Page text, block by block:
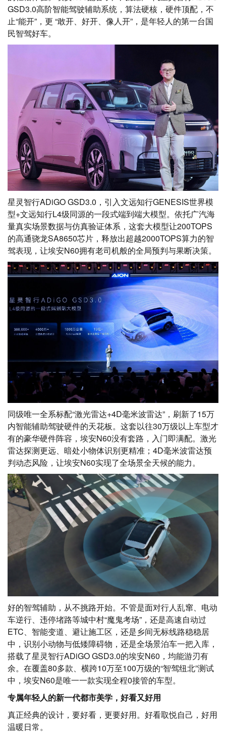
GSD3.0高阶智能驾驶辅助系统，算法硬核，硬件顶配，不
止“能开”，更 “敢开、好开、像人开”，是年轻人的第一台国
民智驾好车。
星灵智行ADiGO GSD3.0，引入文远知行GENESIS世界模
型+文远知行L4级同源的一段式端到端大模型。依托广汽海
量真实场景数据与仿真验证体系，这套大模型让200TOPS
的高通骁龙SA8650芯片，释放出超越2000TOPS算力的智
驾表现，让埃安N60拥有老司机般的全局预判与果断决策。
同级唯一全系标配“激光雷达+4D毫米波雷达”，刷新了15万
内智能辅助驾驶硬件的天花板。这套以往30万级以上车型才
有的豪华硬件阵容，埃安N60没有套路，入门即满配。激光
雷达探测更远、暗处小物体识别更精准；4D毫米波雷达预
判动态风险，让埃安N60实现了全场景全天候的能力。
好的智驾辅助，从不挑路开始。不管是面对行人乱窜、电动
车逆行、违停堵路等城中村“魔鬼考场”，还是高速自动过
ETC、智能变道、避让施工区，还是乡间无标线路稳稳居
中，识别小动物与低矮障碍物，还是全场景泊车一把入库，
搭载了星灵智行ADiGO GSD3.0的埃安N60，均能游刃有
余。在覆盖80多款、横跨10万至100万级的“智驾纽北”测试
中，埃安N60是唯一一款实现全程0接管的车型。
专属年轻人的新一代都市美学，好看又好用
真正经典的设计，要好看，更要好用。好看取悦自己，好用
温暖日常。